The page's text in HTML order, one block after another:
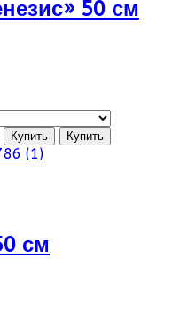
50 см
см